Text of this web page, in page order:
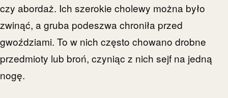
czy abordaż. Ich szerokie cholewy można było
zwinąć, a gruba podeszwa chroniła przed
gwoździami. To w nich często chowano drobne
przedmioty lub broń, czyniąc z nich sejf na jedną
nogę.